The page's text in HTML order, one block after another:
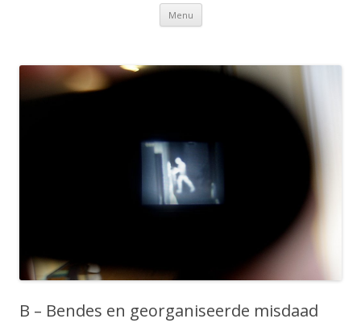
Menu Spring
inhoud
B – Bendes en georganiseerde misdaad